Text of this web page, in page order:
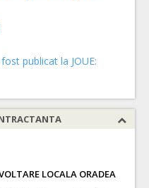
publicat la JOUE:
LOCALA ORADEA